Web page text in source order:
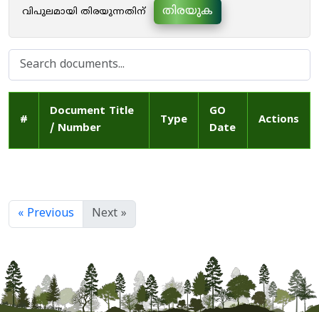
വിപുലമായി തിരയുന്നതിന്
തിരയുക
#
Document Title
/ Number
Type
GO
Date
Actions
« Previous Next »